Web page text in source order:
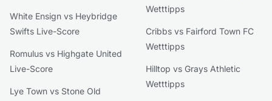
White Ensign vs Heybridge
Swifts Live-Score
Romulus vs Highgate United
Live-Score
Lye Town vs Stone Old
Wetttipps
Cribbs vs Fairford Town FC
Wetttipps
Hilltop vs Grays Athletic
Wetttipps